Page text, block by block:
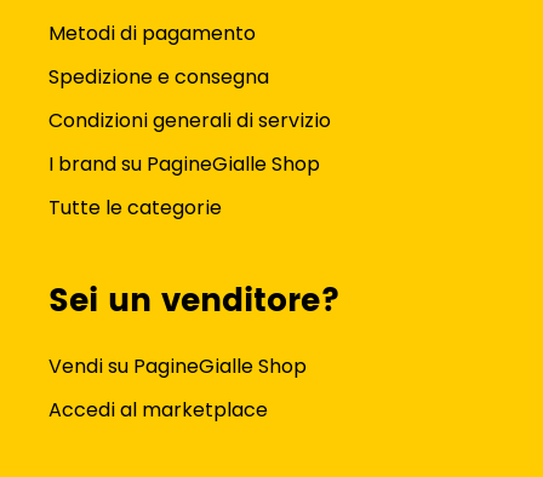
Metodi di pagamento
Spedizione e consegna
Condizioni generali di servizio
I brand su PagineGialle Shop
Tutte le categorie
Sei un venditore?
Vendi su PagineGialle Shop
Accedi al marketplace